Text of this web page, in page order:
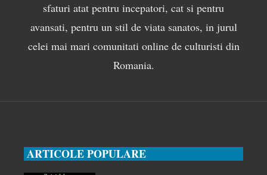
sfaturi atat pentru incepatori, cat si pentru
avansati, pentru un stil de viata sanatos, in jurul
celei mai mari comunitati online de culturisti din
Romania.
ARTICOLE POPULARE